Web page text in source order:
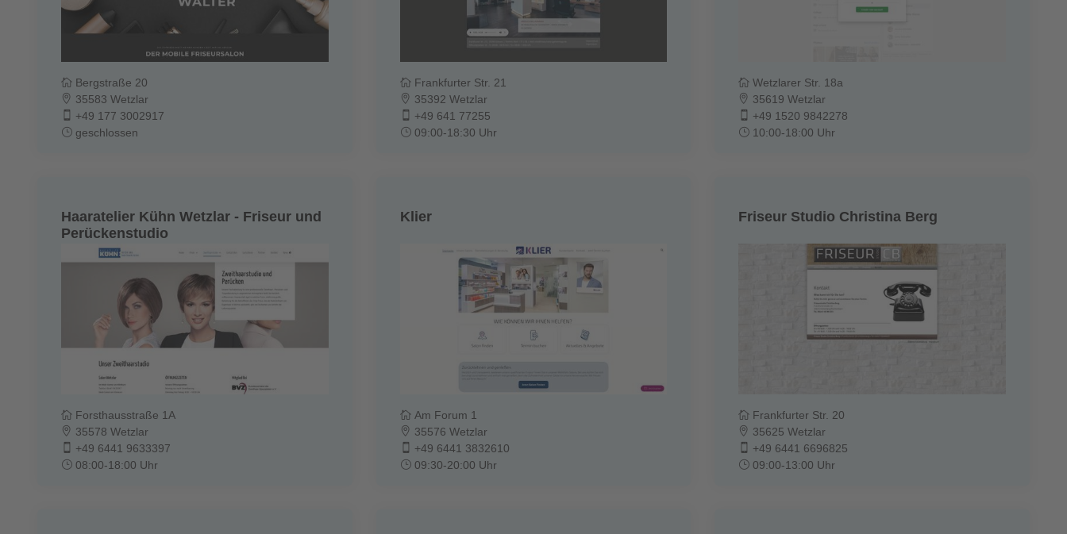
Bergstraße 20
35583 Wetzlar
+49 177 3002917
geschlossen
Frankfurter Str. 21
35392 Wetzlar
+49 641 77255
09:00-18:30 Uhr
Wetzlarer Str. 18a
35619 Wetzlar
+49 1520 9842278
10:00-18:00 Uhr
Haaratelier Kühn Wetzlar - Friseur und
Perückenstudio
Forsthausstraße 1A
35578 Wetzlar
+49 6441 9633397
08:00-18:00 Uhr
Klier
Am Forum 1
35576 Wetzlar
+49 6441 3832610
09:30-20:00 Uhr
Friseur Studio Christina Berg
Frankfurter Str. 20
35625 Wetzlar
+49 6441 6696825
09:00-13:00 Uhr